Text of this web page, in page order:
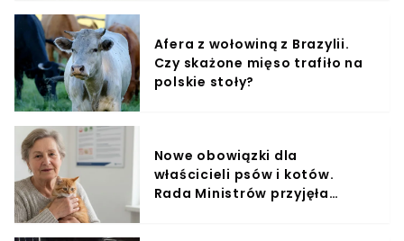
Afera z wołowiną z Brazylii.
Czy skażone mięso trafiło na
polskie stoły?
Nowe obowiązki dla
właścicieli psów i kotów.
Rada Ministrów przyjęła